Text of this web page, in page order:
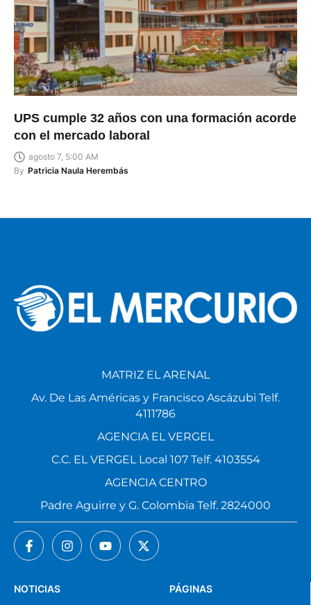
UPS cumple 32 años con una formación acorde
con el mercado laboral
agosto 7, 5:00 AM
By Patricia Naula Herembás
PÁGINAS
NOTICIAS
MATRIZ EL ARENAL
Av. De Las Américas y Francisco Ascázubi Telf.
4111786
AGENCIA EL VERGEL
C.C. EL VERGEL Local 107 Telf. 4103554
AGENCIA CENTRO
Padre Aguirre y G. Colombia Telf. 2824000